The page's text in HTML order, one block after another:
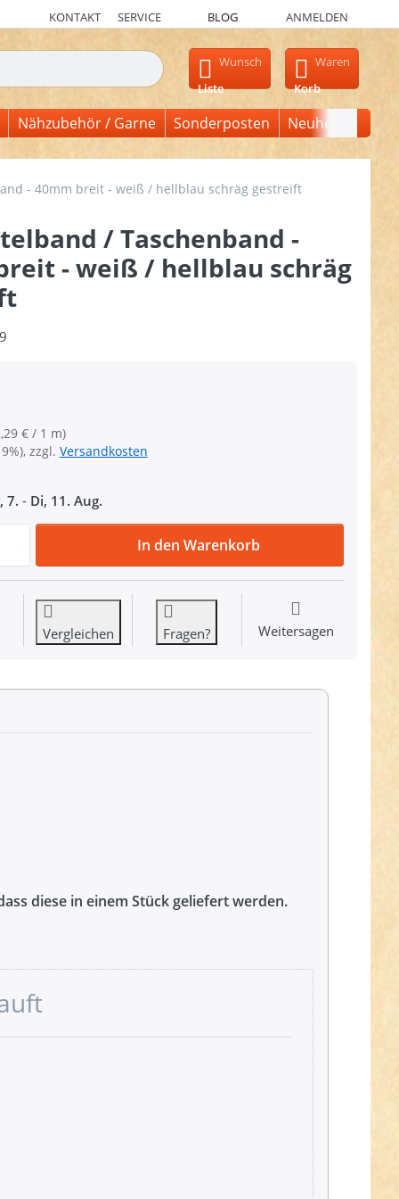
KONTAKT SERVICE BLOG ANMELDEN
erscheinen automatisch erste Ergebnisse. Drücken Sie die
Wunsch
Liste
Waren
Korb
Nähzubehör / Garne Sonderposten Neuheiten
- 40mm breit - weiß / hellblau schräg gestreift
/ Taschenband -
- weiß / hellblau schräg
€ / 1 m)
zzgl. Versandkosten
7. - Di, 11. Aug.
1m Gürtelband / Taschenband - 40mm breit - weiß /
In den Warenkorb
Vergleichen Fragen? Weitersagen
diese in einem Stück geliefert werden.